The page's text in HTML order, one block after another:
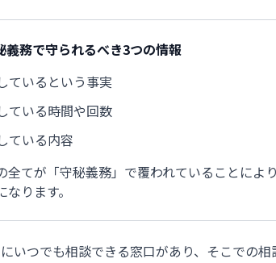
義務で守られるべき3つの情報
ているという事実
ている時間や回数
ている内容
全てが「守秘義務」で覆われていることによ
ります。
いつでも相談できる窓口があり、そこでの